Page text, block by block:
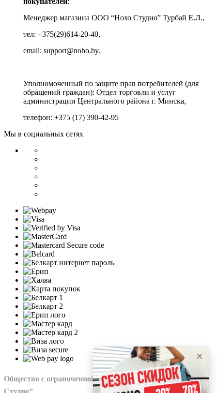
Менеджер магазина ООО “Нохо Студио” Турбай Е.Л.,
тел: +375(29)614-20-40,
email: support@noho.by.
Уполномоченный по защите прав потребителей (для
обращений граждан): Отдел торговли и услуг
администрации Центрального района г. Минска,
телефон: +375 (17) 390-42-95
Мы в социальных сетях
Общество с ограниченной ответственностью “Нохо
Студио”